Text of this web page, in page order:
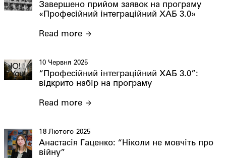
Завершено прийом заявок на програму
«Професійний інтеграційний ХАБ 3.0»
Read more
10 Червня 2025
“Професійний інтеграційний ХАБ 3.0”:
відкрито набір на програму
Read more
18 Лютого 2025
Анастасія Гаценко: “Ніколи не мовчіть про
війну”